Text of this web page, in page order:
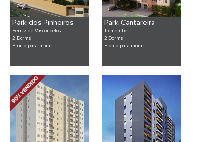
Park dos Pinheiros
Ferraz de Vasconcelos
2 Dorms
Pronto para morar
Park Cantareira
Tremembé
2 Dorms
Pronto para morar